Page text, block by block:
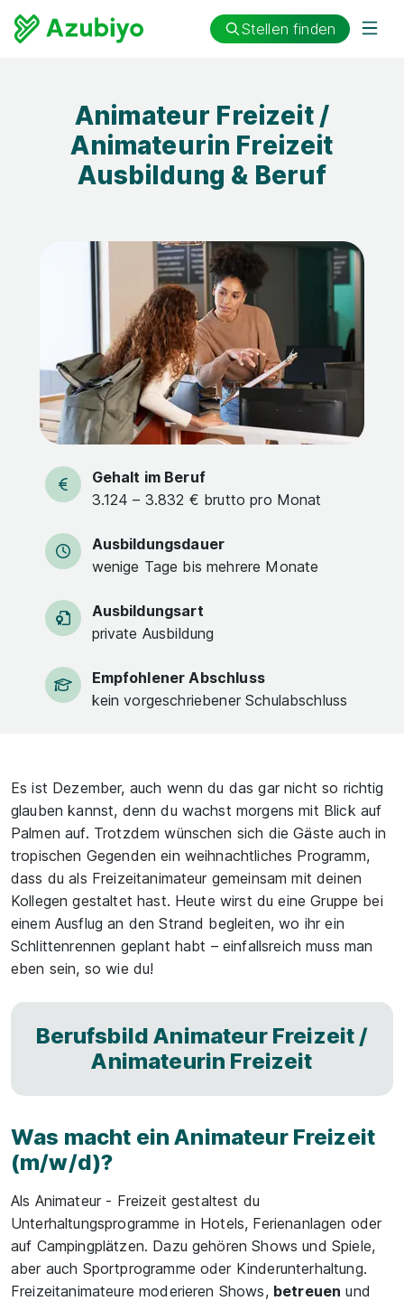
Stellen finden
Animateur Freizeit /
Animateurin Freizeit
Ausbildung & Beruf
Gehalt im Beruf
3.124 – 3.832 € brutto pro Monat
Ausbildungsdauer
wenige Tage bis mehrere Monate
Ausbildungsart
private Ausbildung
Empfohlener Abschluss
kein vorgeschriebener Schulabschluss
Es ist Dezember, auch wenn du das gar nicht so richtig
glauben kannst, denn du wachst morgens mit Blick auf
Palmen auf. Trotzdem wünschen sich die Gäste auch in
tropischen Gegenden ein weihnachtliches Programm,
dass du als Freizeitanimateur gemeinsam mit deinen
Kollegen gestaltet hast. Heute wirst du eine Gruppe bei
einem Ausflug an den Strand begleiten, wo ihr ein
Schlittenrennen geplant habt – einfallsreich muss man
eben sein, so wie du!
Berufsbild Animateur Freizeit /
Animateurin Freizeit
Was macht ein Animateur Freizeit
(m/w/d)?
Als Animateur - Freizeit gestaltest du
Unterhaltungsprogramme in Hotels, Ferienanlagen oder
auf Campingplätzen. Dazu gehören Shows und Spiele,
aber auch Sportprogramme oder Kinderunterhaltung.
Freizeitanimateure moderieren Shows, betreuen und